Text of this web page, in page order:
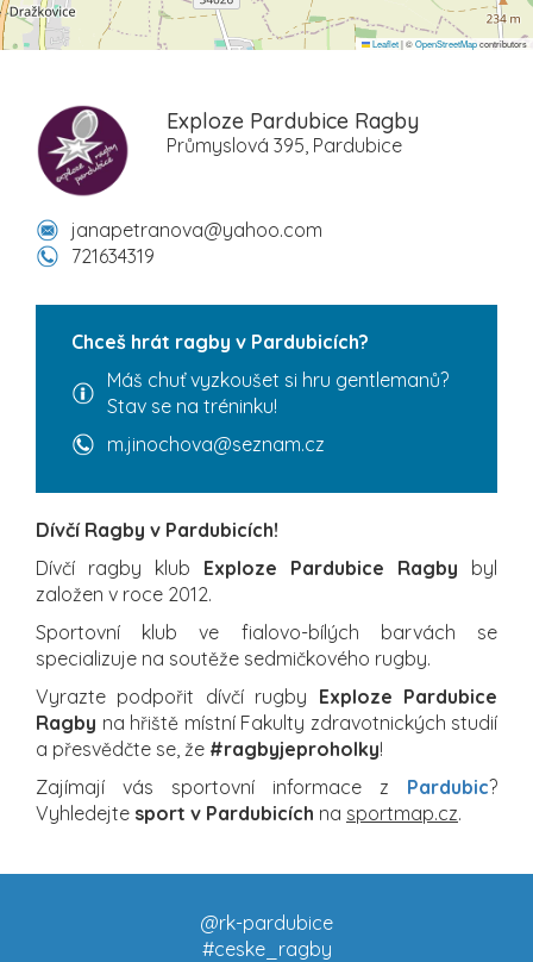
Leaflet|©OpenStreetMapcontributors
Exploze Pardubice Ragby
Průmyslová 395, Pardubice
janapetranova@yahoo.com
721634319
Chceš hrát ragby v Pardubicích?
Máš chuť vyzkoušet si hru gentlemanů?
Stav se na tréninku!
m.jinochova@seznam.cz
Dívčí Ragby v Pardubicích!
Dívčí ragby klub Exploze Pardubice Ragby byl
založen v roce 2012.
Sportovní klub ve fialovo-bílých barvách se
specializuje na soutěže sedmičkového rugby.
Vyrazte podpořit dívčí rugby Exploze Pardubice
Ragby na hřiště místní Fakulty zdravotnických studií
a přesvědčte se, že #ragbyjeproholky!
Zajímají vás sportovní informace z Pardubic?
Vyhledejte sport v Pardubicích na sportmap.cz.
@rk-pardubice
#ceske_ragby